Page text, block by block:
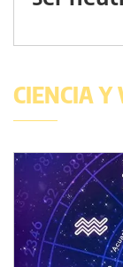
CIENCIA Y